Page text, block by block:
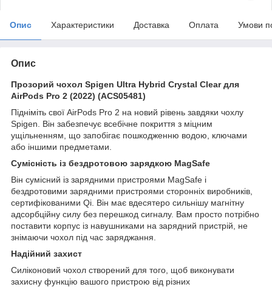
Опис Характеристики Доставка Оплата Умови
Опис
Прозорий чохол Spigen Ultra Hybrid Crystal Clear для
AirPods Pro 2 (2022) (ACS05481)
Підніміть свої AirPods Pro 2 на новий рівень завдяки чохлу
Spigen. Він забезпечує всебічне покриття з міцним
ущільненням, що запобігає пошкодженню водою, ключами
або іншими предметами.
Сумісність із бездротовою зарядкою MagSafe
Він сумісний із зарядними пристроями MagSafe і
бездротовими зарядними пристроями сторонніх виробників,
сертифікованими Qi. Він має вдесятеро сильнішу магнітну
адсорбційну силу без перешкод сигналу. Вам просто потрібно
поставити корпус із навушниками на зарядний пристрій, не
знімаючи чохол під час заряджання.
Надійний захист
Силіконовий чохол створений для того, щоб виконувати
захисну функцію вашого пристрою від різних